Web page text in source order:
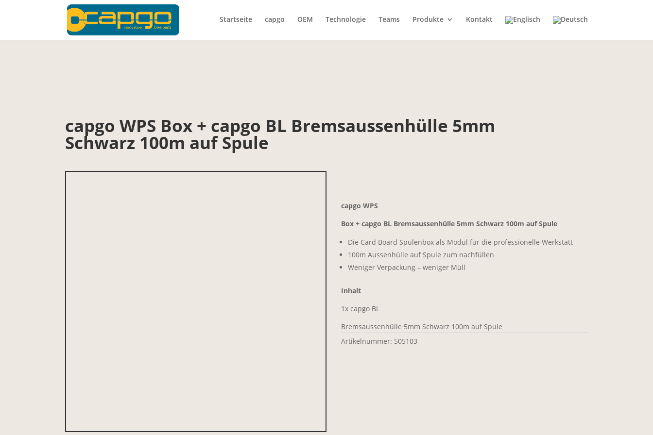
Startseite capgo OEM Technologie Teams Produkte Kontakt
capgo WPS Box + capgo BL Bremsaussenhülle 5mm
Schwarz 100m auf Spule
capgo WPS
Box + capgo BL Bremsaussenhülle 5mm Schwarz 100m auf Spule
Die Card Board Spulenbox als Modul für die professionelle Werkstatt
100m Aussenhülle auf Spule zum nachfüllen
Weniger Verpackung – weniger Müll
Inhalt
1x capgo BL
Bremsaussenhülle 5mm Schwarz 100m auf Spule
Artikelnummer: 505103